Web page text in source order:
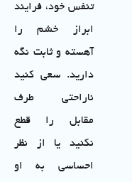
تنفس خود، فرایند
ابراز خشم را
آهسته و ثابت نگه
دارید. سعی کنید
ناراحتی طرف
مقابل را قطع
نکنید یا از نظر
احساسی به او